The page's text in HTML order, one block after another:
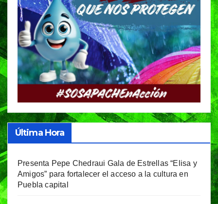
Última Hora
Presenta Pepe Chedraui Gala de Estrellas “Elisa y
Amigos” para fortalecer el acceso a la cultura en
Puebla capital